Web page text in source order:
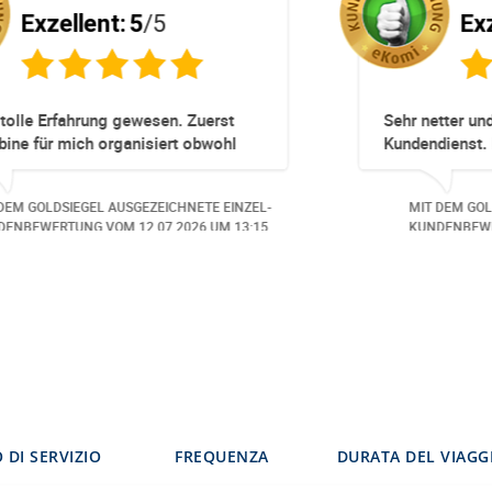
EINZEL-
UM 14:07.
Exzellent:5/5
Totz keinem Premium Zuggang hat
Umbuchung perfekt und Zeitnah
Danke speziell den 3 Damen!!!
MIT DEM GOLDSIEGEL AUSGEZEICHNETE
KUNDENBEWERTUNG VOM
23.06.2026UM
DI SERVIZIO FREQUENZA DURATA DEL